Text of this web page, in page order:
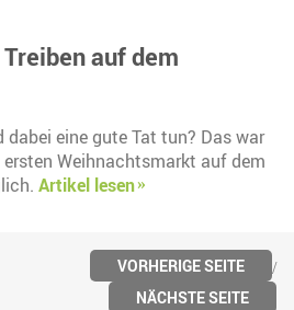
auf dem
eine gute Tat tun? Das war
Weihnachtsmarkt auf dem
Artikel lesen
VORHERIGE SEITE
NÄCHSTE SEITE